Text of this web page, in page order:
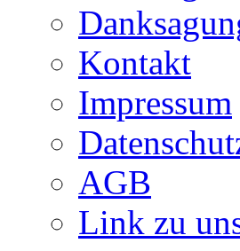
Kontakt
Impressum
AGB
Link zu